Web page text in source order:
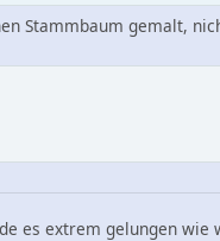
Stammbaum gemalt,
es extrem gelungen wie